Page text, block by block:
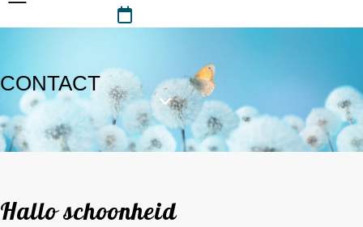
CONTACT
Hallo schoonheid